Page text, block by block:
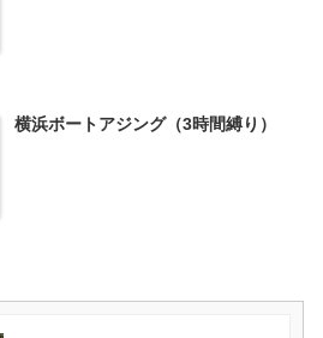
横浜ボートアジング（3時間縛り）